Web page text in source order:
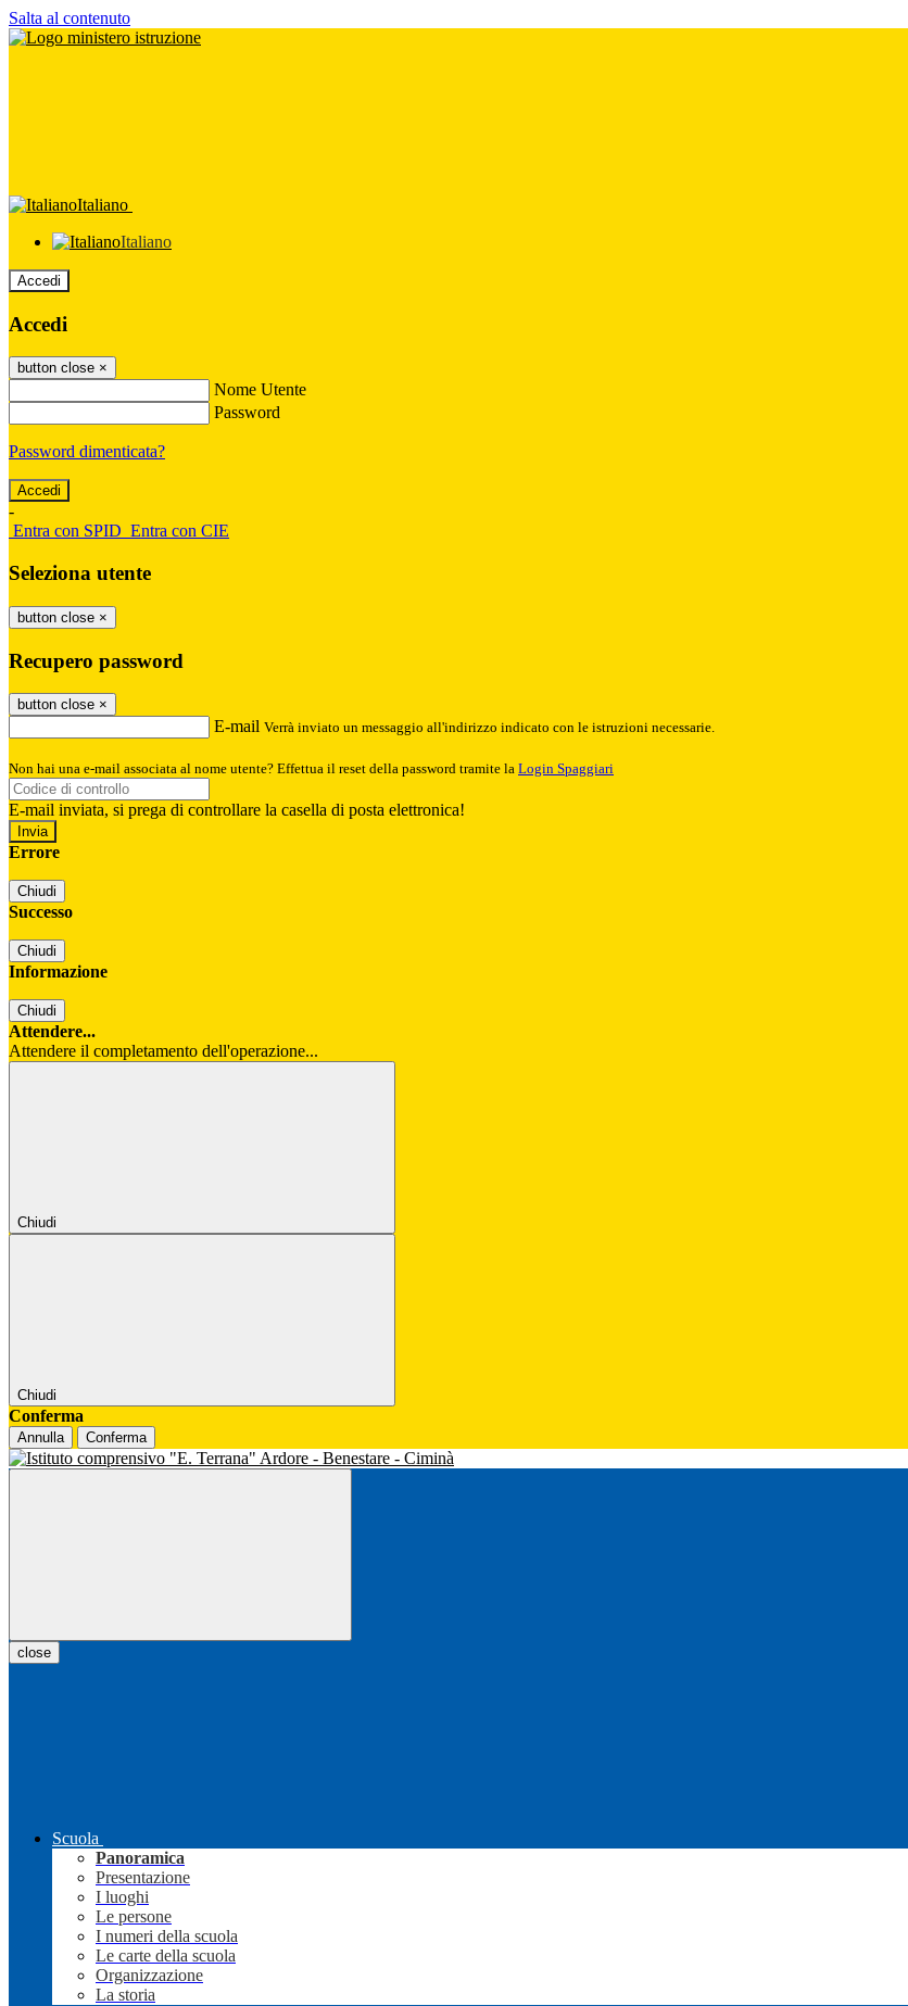
Salta al contenuto
Italiano
Italiano
Accedi
Accedi
button close ×
Nome Utente
Password
Password dimenticata?
-
Entra con SPID Entra con CIE
Seleziona utente
button close ×
Recupero password
button close ×
E-mail Verrà inviato un messaggio all'indirizzo indicato con le istruzioni necessarie.
Non hai una e-mail associata al nome utente? Effettua il reset della password tramite la Login Spaggiari
E-mail inviata, si prega di controllare la casella di posta elettronica!
Errore
Chiudi
Successo
Chiudi
Informazione
Chiudi
Attendere...
Attendere il completamento dell'operazione...
Chiudi
Chiudi
Conferma
Annulla Conferma
close
Scuola
Panoramica
Presentazione
I luoghi
Le persone
I numeri della scuola
Le carte della scuola
Organizzazione
La storia